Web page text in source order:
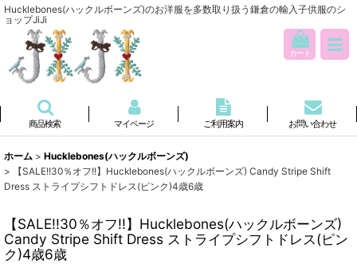
Hucklebones(ハックルボーンズ)のお洋服を多数取り扱う鎌倉の輸入子供服のシ
ョップJiJi
カート
商品検索 マイページ ご利用案内 お問い合わせ
ホーム > Hucklebones(ハックルボーンズ)
>
【SALE!!30％オフ!!】Hucklebones(ハックルボーンズ) Candy Stripe Shift
Dress ストライプシフトドレス(ピンク)4歳6歳
【SALE!!30％オフ!!】Hucklebones(ハックルボーンズ)
Candy Stripe Shift Dress ストライプシフトドレス(ピン
ク)4歳6歳